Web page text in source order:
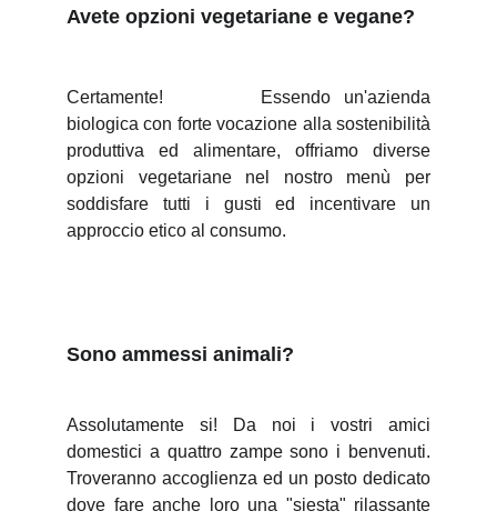
Avete opzioni vegetariane e vegane?
Certamente! Essendo un'azienda
biologica con forte vocazione alla sostenibilità
produttiva ed alimentare, offriamo diverse
opzioni vegetariane nel nostro menù per
soddisfare tutti i gusti ed incentivare un
approccio etico al consumo.
Sono ammessi animali?
Assolutamente si! Da noi i vostri amici
domestici a quattro zampe sono i benvenuti.
Troveranno accoglienza ed un posto dedicato
dove fare anche loro una "siesta" rilassante